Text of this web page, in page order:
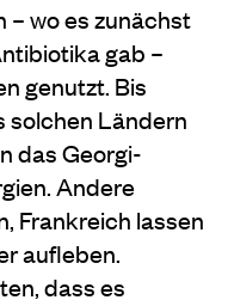
– wo es zunächst
gab –
genutzt. Bis
solchen Ländern
das Georgi-
Andere
Frankreich lassen
aufleben.
dass es